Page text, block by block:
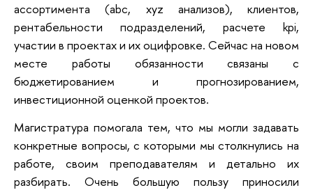
ассортимента (abc, xyz анализов), клиентов,
рентабельности подразделений, расчете kpi,
участии в проектах и их оцифровке. Сейчас на новом
месте работы обязанности связаны с
бюджетированием и прогнозированием,
инвестиционной оценкой проектов.
Магистратура помогала тем, что мы могли задавать
конкретные вопросы, с которыми мы столкнулись на
работе, своим преподавателям и детально их
разбирать. Очень большую пользу приносили